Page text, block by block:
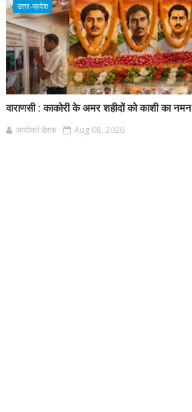
उत्तर-प्रदेश
वाराणसी : काकोरी के अमर शहीदों को काशी का नमन
आर्यावर्त डेस्क Aug 08, 2026